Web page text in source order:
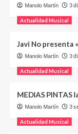
Manolo Martín 3
Actualidad Musical
Javi No presenta
Manolo Martín 3
Actualidad Musical
MEDIAS PINTAS
Manolo Martín 3
Actualidad Musical